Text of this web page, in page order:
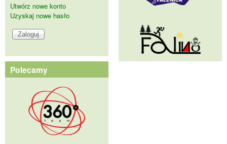
Utwórz nowe konto
Uzyskaj nowe hasło
Polecamy